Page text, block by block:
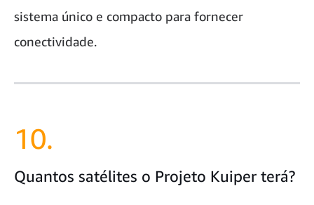
sistema único e compacto para fornecer
conectividade.
10.
Quantos satélites o Projeto Kuiper terá?